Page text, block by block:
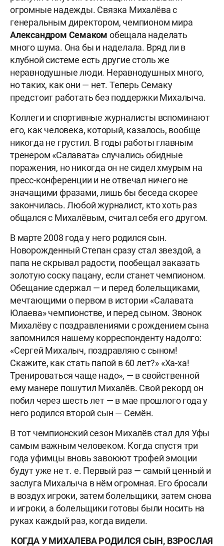
огромные надежды. Связка Михалёва с
генеральным директором, чемпионом мира
Александром Семаком обещала наделать
много шума. Она бы и наделала. Вряд ли в
клубной системе есть другие столь же
неравнодушные люди. Неравнодушных много,
но таких, как они — нет. Теперь Семаку
предстоит работать без поддержки Михалыча.
Коллеги и спортивные журналисты вспоминают
его, как человека, который, казалось, вообще
никогда не грустил. В годы работы главным
тренером «Салавата» случались обидные
поражения, но никогда он не сидел хмурым на
пресс-конференции и не отвечал ничего не
значащими фразами, лишь бы беседа скорее
закончилась. Любой журналист, кто хоть раз
общался с Михалёвым, считал себя его другом.
В марте 2008 года у него родился сын.
Новорожденный Степан сразу стал звездой, а
папа не скрывал радости, пообещал заказать
золотую соску пацану, если станет чемпионом.
Обещание сдержал — и перед болельщиками,
мечтающими о первом в истории «Салавата
Юлаева» чемпионстве, и перед сыном. Звонок
Михалёву с поздравлениями с рождением сына
запомнился нашему корреспонденту надолго:
«Сергей Михалыч, поздравляю с сыном!
Скажите, как стать папой в 60 лет?» «Ха-ха!
Тренироваться чаще надо», — в свойственной
ему манере пошутил Михалёв. Свой рекорд он
побил через шесть лет — в мае прошлого года у
него родился второй сын — Семён.
В тот чемпионский сезон Михалёв стал для Уфы
самым важным человеком. Когда спустя три
года уфимцы вновь завоюют трофей эмоции
будут уже нет. е. Первый раз — самый ценный и
заслуга Михалыча в нём огромная. Его бросали
в воздух игроки, затем болельщики, затем снова
и игроки, а болельщики готовы были носить на
руках каждый раз, когда видели.
КОГДА У МИХАЛЕВА РОДИЛСЯ СЫН, ВЗРОСЛАЯ